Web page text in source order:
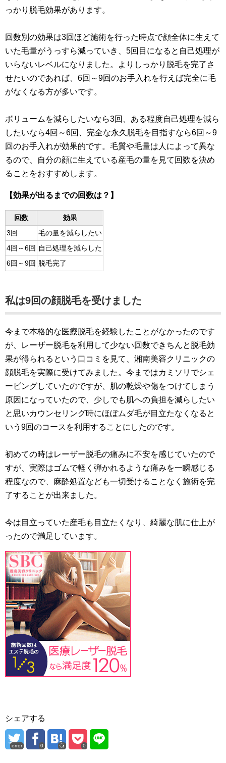
っかり脱毛効果があります。
回数別の効果は3回ほど施術を行った時点で顔全体に生えて
いた毛量がうっすら減っていき、5回目になると自己処理が
いらないレベルになりました。よりしっかり脱毛を完了さ
せたいのであれば、6回～9回のお手入れを行えば完全に毛
がなくなる方が多いです。
ボリュームを減らしたいなら3回、ある程度自己処理を減ら
したいなら4回～6回、完全な永久脱毛を目指すなら6回～9
回のお手入れが効果的です。毛質や毛量は人によって異な
るので、自分の顔に生えている産毛の量を見て回数を決め
ることをおすすめします。
【効果が出るまでの回数は？】
回数
効果
3回
毛の量を減らしたい
4回～6回 自己処理を減らした
6回～9回 脱毛完了
私は9回の顔脱毛を受けました
今まで本格的な医療脱毛を経験したことがなかったのです
が、レーザー脱毛を利用して少ない回数できちんと脱毛効
果が得られるという口コミを見て、湘南美容クリニックの
顔脱毛を実際に受けてみました。今まではカミソリでシェ
ービングしていたのですが、肌の乾燥や傷をつけてしまう
原因になっていたので、少しでも肌への負担を減らしたい
と思いカウンセリング時にほぼムダ毛が目立たなくなると
いう9回のコースを利用することにしたのです。
初めての時はレーザー脱毛の痛みに不安を感じていたので
すが、実際はゴムで軽く弾かれるような痛みを一瞬感じる
程度なので、麻酔処置なども一切受けることなく施術を完
了することが出来ました。
今は目立っていた産毛も目立たくなり、綺麗な肌に仕上が
ったので満足しています。
シェアする
error 0 0